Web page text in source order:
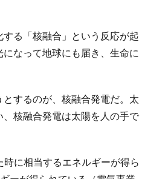
る「核融合」という反応が起
なって地球にも届き、生命に
するのが、核融合発電だ。太
核融合発電は太陽を人の手で
に相当するエネルギーが得ら